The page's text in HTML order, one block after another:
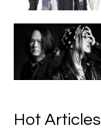
Hot Articles